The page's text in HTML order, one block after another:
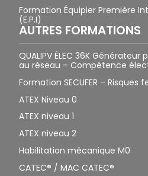
Formation Équipier Première
(E.P.I)
AUTRES FORMATIONS
QUALIPV ÉLEC 36K
au réseau – Compétence
Formation SECUFER – Risques
ATEX Niveau 0
ATEX niveau 1
ATEX niveau 2
Habilitation mécanique M0
CATEC® / MAC CATEC®